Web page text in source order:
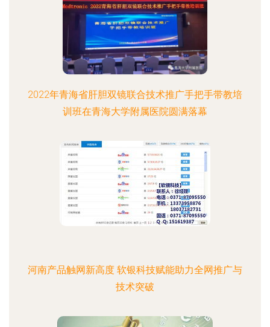
2022年青海省肝胆双镜联合技术推广手把手带教培
训班在青海大学附属医院圆满落幕
河南产品触网新高度 软银科技赋能助力全网推广与
技术突破